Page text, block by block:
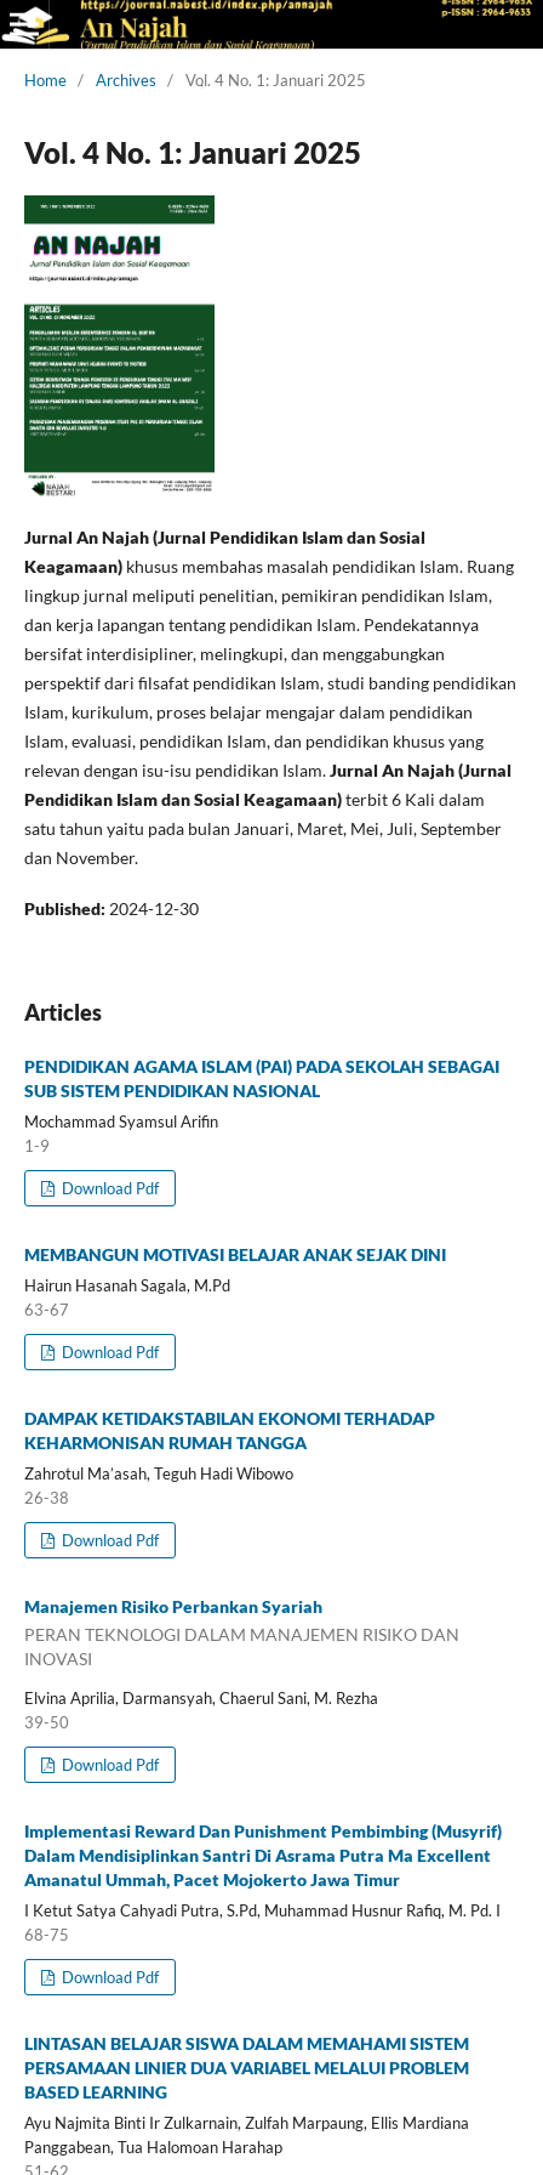
Home / Archives / Vol. 4 No. 1: Januari 2025
Vol. 4 No. 1: Januari 2025
Jurnal An Najah (Jurnal Pendidikan Islam dan Sosial
Keagamaan) khusus membahas masalah pendidikan Islam. Ruang
lingkup jurnal meliputi penelitian, pemikiran pendidikan Islam,
dan kerja lapangan tentang pendidikan Islam. Pendekatannya
bersifat interdisipliner, melingkupi, dan menggabungkan
perspektif dari filsafat pendidikan Islam, studi banding pendidikan
Islam, kurikulum, proses belajar mengajar dalam pendidikan
Islam, evaluasi, pendidikan Islam, dan pendidikan khusus yang
relevan dengan isu-isu pendidikan Islam.Jurnal An Najah (Jurnal
Pendidikan Islam dan Sosial Keagamaan)terbit 6 Kali dalam
satu tahun yaitu pada bulan Januari, Maret, Mei, Juli, September
dan November.
Published: 2024-12-30
Articles
PENDIDIKAN AGAMA ISLAM (PAI) PADA SEKOLAH SEBAGAI
SUB SISTEM PENDIDIKAN NASIONAL
Mochammad Syamsul Arifin
1-9
Download Pdf
MEMBANGUN MOTIVASI BELAJAR ANAK SEJAK DINI
Hairun Hasanah Sagala, M.Pd
63-67
Download Pdf
DAMPAK KETIDAKSTABILAN EKONOMI TERHADAP
KEHARMONISAN RUMAH TANGGA
Zahrotul Ma’asah, Teguh Hadi Wibowo
26-38
Download Pdf
Manajemen Risiko Perbankan Syariah
PERAN TEKNOLOGI DALAM MANAJEMEN RISIKO DAN
INOVASI
Elvina Aprilia, Darmansyah, Chaerul Sani, M. Rezha
39-50
Download Pdf
Implementasi Reward Dan Punishment Pembimbing (Musyrif)
Dalam Mendisiplinkan Santri Di Asrama Putra Ma Excellent
Amanatul Ummah, Pacet Mojokerto Jawa Timur
I Ketut Satya Cahyadi Putra, S.Pd, Muhammad Husnur Rafiq, M. Pd. I
68-75
Download Pdf
LINTASAN BELAJAR SISWA DALAM MEMAHAMI SISTEM
PERSAMAAN LINIER DUA VARIABEL MELALUI PROBLEM
BASED LEARNING
Ayu Najmita Binti Ir Zulkarnain, Zulfah Marpaung, Ellis Mardiana
Panggabean, Tua Halomoan Harahap